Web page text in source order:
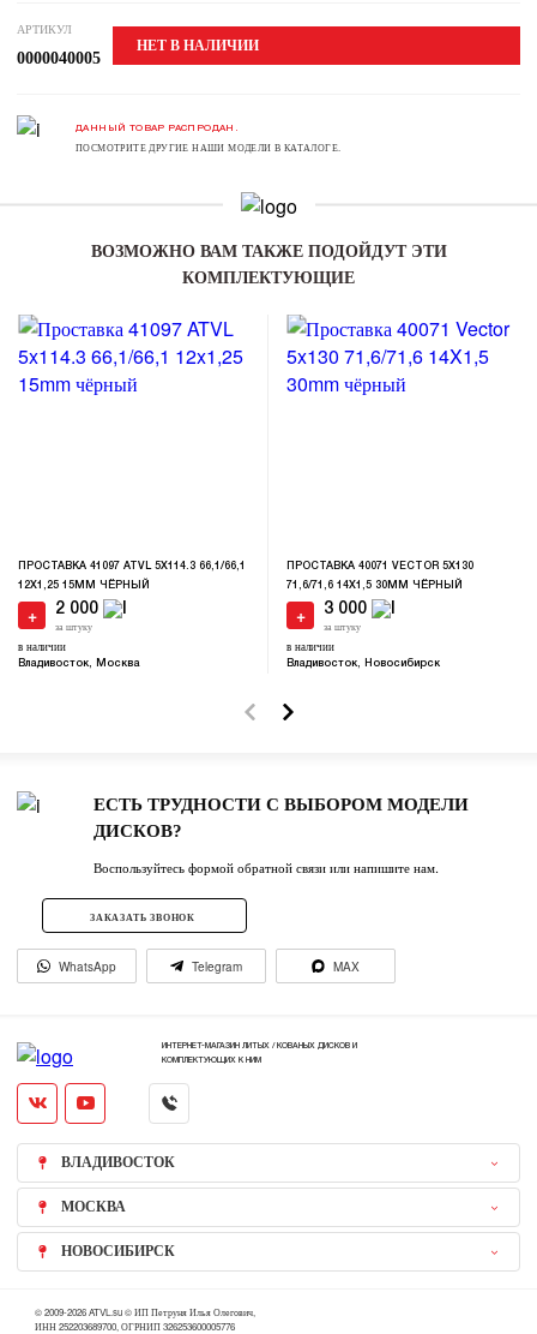
АРТИКУЛ
0000040005
НЕТ В НАЛИЧИИ
ДАННЫЙ ТОВАР РАСПРОДАН.
ПОСМОТРИТЕ ДРУГИЕ НАШИ МОДЕЛИ В КАТАЛОГЕ.
ВОЗМОЖНО ВАМ ТАКЖЕ ПОДОЙДУТ ЭТИ
КОМПЛЕКТУЮЩИЕ
ПРОСТАВКА 41097 ATVL 5X114.3 66,1/66,1
12X1,25 15MM ЧЁРНЫЙ
+ 2 000
за штуку
в наличии
Владивосток, Москва
ПРОСТАВКА 40071 VECTOR 5X130
71,6/71,6 14X1,5 30MM ЧЁРНЫЙ
+ 3 000
за штуку
в наличии
Владивосток, Новосибирск
ЕСТЬ ТРУДНОСТИ С ВЫБОРОМ МОДЕЛИ
ДИСКОВ?
Воспользуйтесь формой обратной связи или напишите нам.
ЗАКАЗАТЬ ЗВОНОК
WhatsApp Telegram MAX
ИНТЕРНЕТ-МАГАЗИН ЛИТЫХ / КОВАНЫХ ДИСКОВ И
КОМПЛЕКТУЮЩИХ К НИМ
ВЛАДИВОСТОК
МОСКВА
НОВОСИБИРСК
© 2009-2026 ATVL.su © ИП Петруня Илья Олегович,
ИНН 252203689700, ОГРНИП 326253600005776